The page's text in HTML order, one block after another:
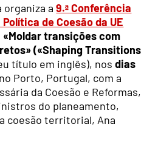
organiza a9.ª Conferência
de Coesão da UE
«Moldar transições com
(«Shaping Transitions
título em inglês), nosdias
Porto, Portugal, com a
da Coesão e Reformas,
do planeamento,
coesão territorial, Ana